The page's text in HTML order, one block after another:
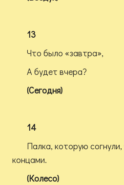
13
Что было «завтра»,
А будет вчера?
(Сегодня)
14
Палка, которую
концами.
(Колесо)